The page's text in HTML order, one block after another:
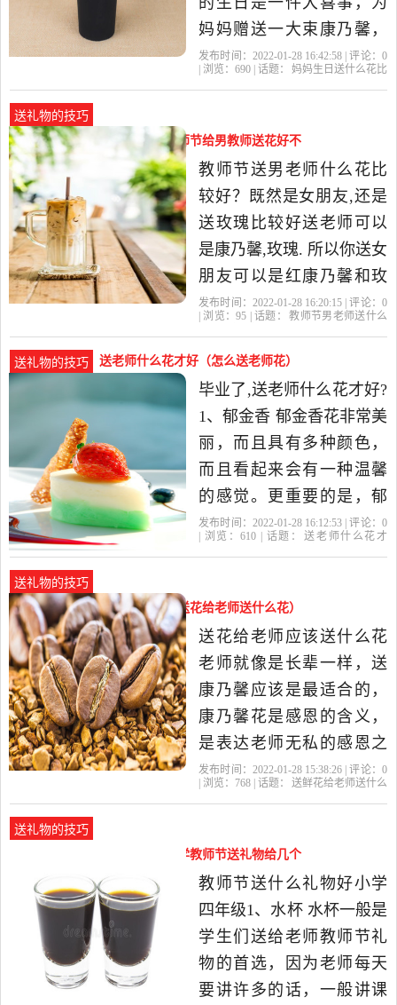
妈妈赠送一大束康乃馨，
则是祝愿母亲能够开开心
亲多年辛劳付出的感动和
感激之情。 2、长寿花 就
和长寿花的名字一样，它
的花...
发布时间：2022-01-28 16:42:58 | 评论： 0
| 浏览： 690 | 话题：
妈妈生日送什么花比
送礼物的技巧
教师节男老师送什么花好（教师节给男教师送花好不
好）
教师节送男老师什么花比
较好？既然是女朋友,还是
送玫瑰比较好送老师可以
是康乃馨,玫瑰. 所以你送女
朋友可以是红康乃馨和玫
瑰. 另外当然也要配一些满
男老师什么花按照统一的
标准送即可，没有男女老
师之分。 扩展资料：人，
可以从生物、精神与文化
等各
发布时间：2022-01-28 16:20:15 | 评论： 0
| 浏览：95 | 话题：
教师节男老师送什么
送礼物的技巧 送老师什么花才好（怎么送老师花）
毕业了,送老师什么花才好?
1、郁金香 郁金香花非常美
丽，而且具有多种颜色，
而且看起来会有一种温馨
的感觉。更重要的是，郁
金香可以代表对老师永恒
寓意。 2、百合 百合花一
直被誉为是女性之花，尤
其是香水百合，它是百合
中的.
发布时间：2022-01-28 16:12:53 | 评论： 0
| 浏览：610 | 话题：
送老师什么花才
送礼物的技巧
送鲜花给老师送什么花（一般送花给老师送什么花）
送花给老师应该送什么花
老师就像是长辈一样，送
康乃馨应该是最适合的，
康乃馨花是感恩的含义，
是表达老师无私的感恩之
情送老师应该送什么花？
父，老师倾尽爱意来教导
我们做人做事，传授知
识，是值得尊敬和感恩
的。选用一大束白色
发布时间：2022-01-28 15:38:26 | 评论： 0
| 浏览： 768 | 话题：
送鲜花给老师送什么
送礼物的技巧
教师节送什么礼物好小学（小学教师节送礼物给几个
老师）
教师节送什么礼物好小学
四年级1、水杯 水杯一般是
学生们送给老师教师节礼
物的首选，因为老师每天
要讲许多的话，一般讲课